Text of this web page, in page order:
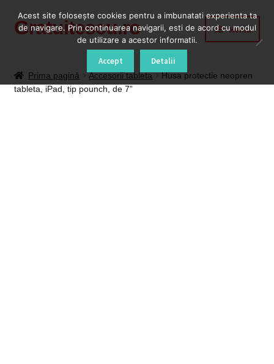
Sari
Sari
Gratuitescu.ro Meniu
Blog
Prima pagină Accesorii tableta
Husa protectie neopren
tableta, iPad, tip pounch, de 7”
Acest site foloseşte cookies pentru a imbunatati experienta ta
de navigare. Prin continuarea navigarii, esti de acord cu modul
de utilizare a acestor informatii.
Accept Detalii